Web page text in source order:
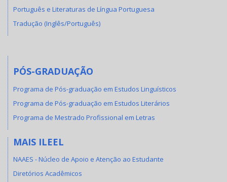
Português e Literaturas de Língua Portuguesa
Tradução (Inglês/Português)
PÓS-GRADUAÇÃO
Programa de Pós-graduação em Estudos Linguísticos
Programa de Pós-graduação em Estudos Literários
Programa de Mestrado Profissional em Letras
MAIS ILEEL
NAAES - Núcleo de Apoio e Atenção ao Estudante
Diretórios Acadêmicos